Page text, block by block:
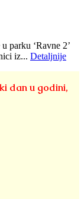
parku ‘Ravne 2’
iz... Detaljnije
dan u godini,